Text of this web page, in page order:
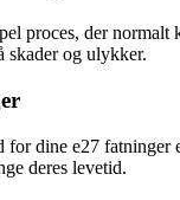
proces, der
skader og ulykker.
dine e27
deres levetid.